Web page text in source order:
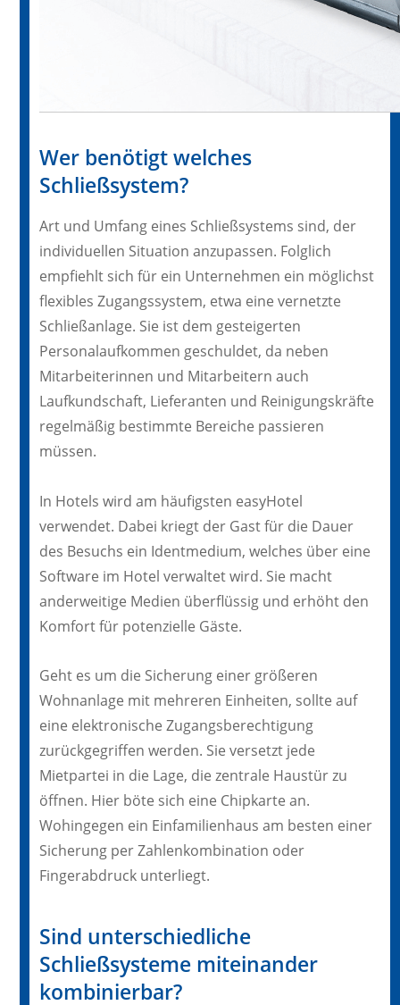
Wer benötigt welches
Schließsystem?
Art und Umfang eines Schließsystems sind, der
individuellen Situation anzupassen. Folglich
empfiehlt sich für ein Unternehmen ein möglichst
flexibles Zugangssystem, etwa eine vernetzte
Schließanlage. Sie ist dem gesteigerten
Personalaufkommen geschuldet, da neben
Mitarbeiterinnen und Mitarbeitern auch
Laufkundschaft, Lieferanten und Reinigungskräfte
regelmäßig bestimmte Bereiche passieren
müssen.
In Hotels wird am häufigsten easyHotel
verwendet. Dabei kriegt der Gast für die Dauer
des Besuchs ein Identmedium, welches über eine
Software im Hotel verwaltet wird. Sie macht
anderweitige Medien überflüssig und erhöht den
Komfort für potenzielle Gäste.
Geht es um die Sicherung einer größeren
Wohnanlage mit mehreren Einheiten, sollte auf
eine elektronische Zugangsberechtigung
zurückgegriffen werden. Sie versetzt jede
Mietpartei in die Lage, die zentrale Haustür zu
öffnen. Hier böte sich eine Chipkarte an.
Wohingegen ein Einfamilienhaus am besten einer
Sicherung per Zahlenkombination oder
Fingerabdruck unterliegt.
Sind unterschiedliche
Schließsysteme miteinander
kombinierbar?